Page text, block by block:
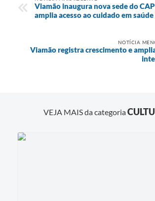
Viamão inaugura nova sede do
amplia acesso ao cuidado em
NOTÍCIA
Viamão registra crescimento e
VEJA MAIS da categoria